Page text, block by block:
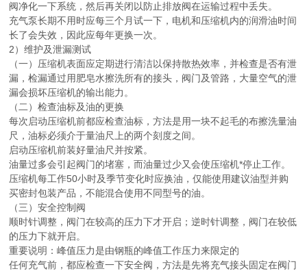
阀净化一下系统，然后再关闭以防止排放阀在运输过程中丢失。
充气泵长期不用时应每三个月试一下，电机和压缩机内的润滑油时间
长了会失效，因此应每年更换一次。
2）维护及泄漏测试
（一）压缩机表面应定期进行清洁以保持散热效率，并检查是否有泄
漏，检漏通过用肥皂水擦洗所有的接头，阀门及管路，大量空气的泄
漏会损坏压缩机的输出能力。
（二）检查油标及油的更换
每次启动压缩机前都应检查油标，方法是用一块不起毛的布擦洗量油
尺，油标必须介于量油尺上的两个刻度之间。
启动压缩机前装好量油尺并按紧。
油量过多会引起阀门的堵塞，而油量过少又会使压缩机*停止工作。
压缩机每工作50小时及季节变化时应换油，仅能使用建议油型并购
买密封包装产品，不能混合使用不同型号的油。
（三）安全控制阀
顺时针调整，阀门在较高的压力下才开启；逆时针调整，阀门在较低
的压力下就开启。
重要说明：峰值压力是由钢瓶的峰值工作压力来限定的
任何充气前，都应检查一下安全阀，方法是先将充气接头固定在阀门